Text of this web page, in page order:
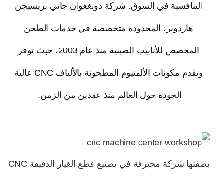
في السوق. شركة دونغغوان جاني بريسيجن
هاردوير، المحدودة متخصصة في خدمات الطحن
المخصص للأنابيب الصينية منذ عام 2003، حيث توفر
وتقدم مكونات الألمنيوم المطحونة بالألياف CNC عالية
الجودة حول العالم منذ عقدين من الزمن.
بصفتها شركة محترفة في تصنيع قطع الغيار الدقيقة CNC